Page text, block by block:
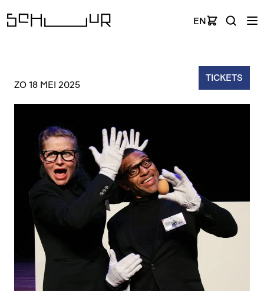
EN
TICKETS
ZO 18 MEI 2025